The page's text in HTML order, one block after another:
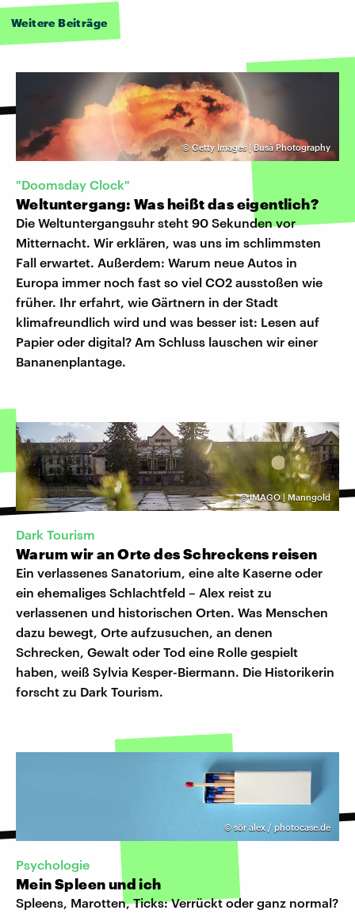
Weitere Beiträge
©Getty Images | Busà Photography
"Doomsday Clock"
Weltuntergang: Was heißt das eigentlich?
Die Weltuntergangsuhr steht 90 Sekunden vor
Mitternacht. Wir erklären, was uns im schlimmsten
Fall erwartet. Außerdem: Warum neue Autos in
Europa immer noch fast so viel CO2 ausstoßen wie
früher. Ihr erfahrt, wie Gärtnern in der Stadt
klimafreundlich wird und was besser ist: Lesen auf
Papier oder digital? Am Schluss lauschen wir einer
Bananenplantage.
©IMAGO | Manngold
Dark Tourism
Warum wir an Orte des Schreckens reisen
Ein verlassenes Sanatorium, eine alte Kaserne oder
ein ehemaliges Schlachtfeld – Alex reist zu
verlassenen und historischen Orten. Was Menschen
dazu bewegt, Orte aufzusuchen, an denen
Schrecken, Gewalt oder Tod eine Rolle gespielt
haben, weiß Sylvia Kesper-Biermann. Die Historikerin
forscht zu Dark Tourism.
© sör alex / photocase.de
Psychologie
Mein Spleen und ich
Spleens, Marotten, Ticks: Verrückt oder ganz normal?